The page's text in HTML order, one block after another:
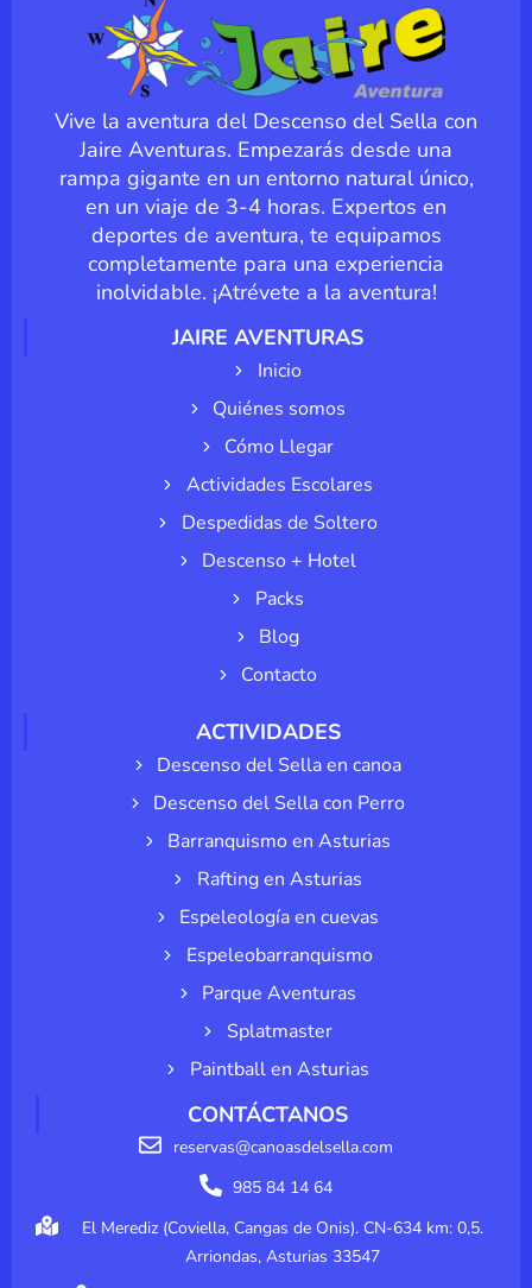
Vive la aventura del Descenso del Sella con
Jaire Aventuras. Empezarás desde una
rampa gigante en un entorno natural único,
en un viaje de 3-4 horas. Expertos en
deportes de aventura, te equipamos
completamente para una experiencia
inolvidable. ¡Atrévete a la aventura!
JAIRE AVENTURAS
Inicio
Quiénes somos
Cómo Llegar
Actividades Escolares
Despedidas de Soltero
Descenso + Hotel
Packs
Blog
Contacto
ACTIVIDADES
Descenso del Sella en canoa
Descenso del Sella con Perro
Barranquismo en Asturias
Rafting en Asturias
Espeleología en cuevas
Espeleobarranquismo
Parque Aventuras
Splatmaster
Paintball en Asturias
CONTÁCTANOS
reservas@canoasdelsella.com
985 84 14 64
El Merediz (Coviella, Cangas de Onis). CN-634 km: 0,5.
Arriondas, Asturias 33547